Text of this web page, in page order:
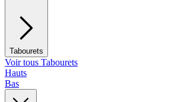
Tabourets
Voir tous Tabourets
Hauts
Bas